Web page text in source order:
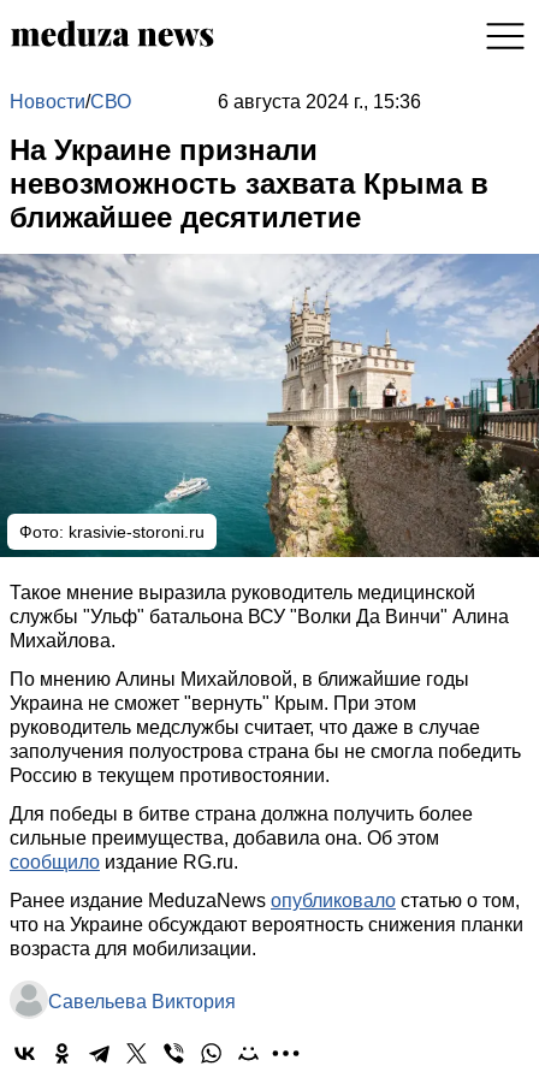
Новости/СВО 6 августа 2024 г., 15:36
На Украине признали
невозможность захвата Крыма в
ближайшее десятилетие
Фото: krasivie-storoni.ru
Такое мнение выразила руководитель медицинской
службы "Ульф" батальона ВСУ "Волки Да Винчи" Алина
Михайлова.
По мнению Алины Михайловой, в ближайшие годы
Украина не сможет "вернуть" Крым. При этом
руководитель медслужбы считает, что даже в случае
заполучения полуострова страна бы не смогла победить
Россию в текущем противостоянии.
Для победы в битве страна должна получить более
сильные преимущества, добавила она. Об этом
сообщило издание RG.ru.
Ранее издание MeduzaNews опубликовало статью о том,
что на Украине обсуждают вероятность снижения планки
возраста для мобилизации.
Савельева Виктория